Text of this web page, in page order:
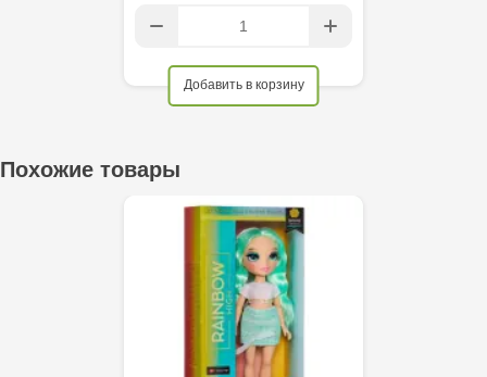
Добавить в корзину
Похожие товары